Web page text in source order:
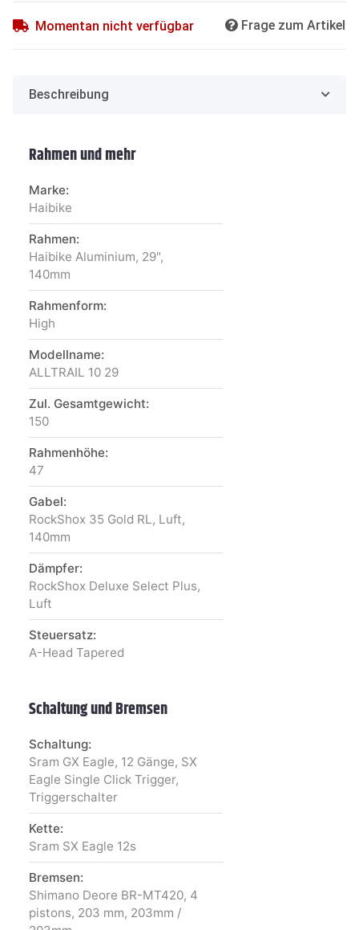
Momentan nicht verfügbar Frage zum Artikel
Beschreibung
Rahmen und mehr
Marke:
Haibike
Rahmen:
Haibike Aluminium, 29",
140mm
Rahmenform:
High
Modellname:
ALLTRAIL 10 29
Zul. Gesamtgewicht:
150
Rahmenhöhe:
47
Gabel:
RockShox 35 Gold RL, Luft,
140mm
Dämpfer:
RockShox Deluxe Select Plus,
Luft
Steuersatz:
A-Head Tapered
Schaltung und Bremsen
Schaltung:
Sram GX Eagle, 12 Gänge, SX
Eagle Single Click Trigger,
Triggerschalter
Kette:
Sram SX Eagle 12s
Bremsen:
Shimano Deore BR-MT420, 4
pistons, 203 mm, 203mm /